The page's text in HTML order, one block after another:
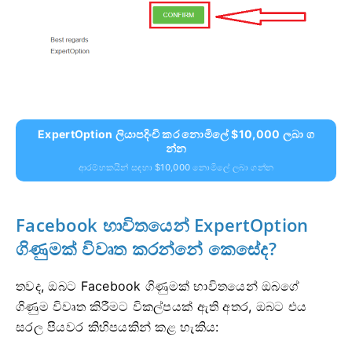
ExpertOption ලියාපදිංචි කර නොමිලේ $10,000 ලබා ග
න්න
ආරම්භකයින් සඳහා $10,000 නොමිලේ ලබා ගන්න
Facebook භාවිතයෙන් ExpertOption
ගිණුමක් විවෘත කරන්නේ කෙසේද?
තවද, ඔබට Facebook ගිණුමක් භාවිතයෙන් ඔබගේ
ගිණුම විවෘත කිරීමට විකල්පයක් ඇති අතර, ඔබට එය
සරල පියවර කිහිපයකින් කළ හැකිය: